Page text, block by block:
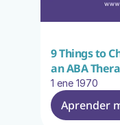
9 Things to
an ABA
1 ene 1970
Aprender